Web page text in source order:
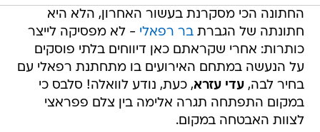
החתונה הכי מסקרנת בעשור האחרון, הלא היא
חתונתה של הגברתבר רפאלי - לא מפסיקה לייצר
כותרות: אחרי שקראתם כאן דיווחים בלתי פוסקים
על הנעשה במתחם האירועים בו מתחתנת רפאלי עם
בחיר לבה,עדי עזרא, כעת, נודע לוואלה! סלבס כי
במקום התפתחה תגרה אלימה בין צלם פפראצי
לצוות האבטחה במקום.